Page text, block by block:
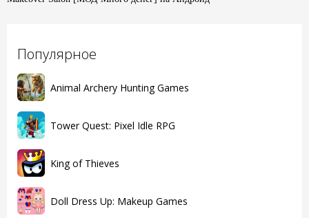
Популярное
Animal Archery Hunting Games
Tower Quest: Pixel Idle RPG
King of Thieves
Doll Dress Up: Makeup Games